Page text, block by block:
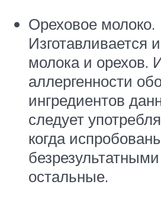
Ореховое молоко.
Изготавливается
молока и орехов.
аллергенности
ингредиентов
следует
когда
остальные.